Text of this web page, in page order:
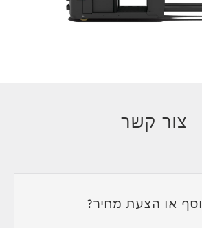
צור קשר
או הצעת מחיר?